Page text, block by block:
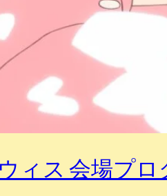
ィス 会場プロ